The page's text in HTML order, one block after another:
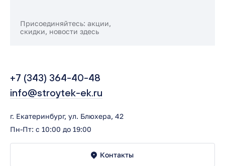
Присоединяйтесь: акции,
скидки, новости здесь
+7 (343) 364-40-48
info@stroytek-ek.ru
г. Екатеринбург, ул. Блюхера, 42
Пн-Пт: с 10:00 до 19:00
Контакты